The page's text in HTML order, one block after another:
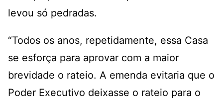
levou só pedradas.
“Todos os anos, repetidamente, essa Casa
se esforça para aprovar com a maior
brevidade o rateio. A emenda evitaria que o
Poder Executivo deixasse o rateio para o